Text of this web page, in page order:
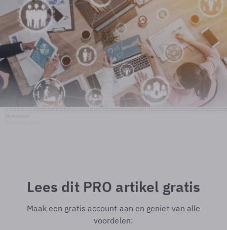
Lees dit PRO artikel gratis
Maak een gratis account aan en geniet van alle
voordelen: